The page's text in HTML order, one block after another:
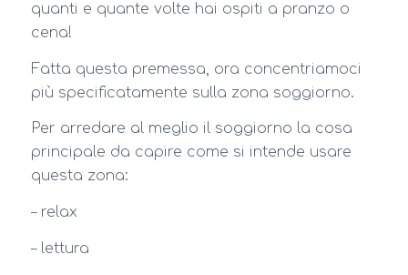
quanti e quante volte hai ospiti a pranzo o
cena!
Fatta questa premessa, ora concentriamoci
più specificatamente sulla zona soggiorno.
Per arredare al meglio il soggiorno la cosa
principale da capire come si intende usare
questa zona:
– relax
– lettura